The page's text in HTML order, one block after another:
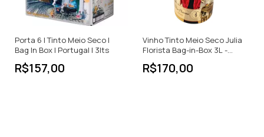
Porta 6 | Tinto Meio Seco |
Bag In Box | Portugal | 3lts
R$157,00
Vinho Tinto Meio Seco Julia
Florista Bag-in-Box 3L -
Portugal
R$170,00